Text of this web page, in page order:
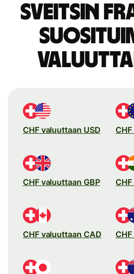
Sveitsin
CHF valuuttaan USD
CHF valuuttaan GBP
CHF valuuttaan CAD